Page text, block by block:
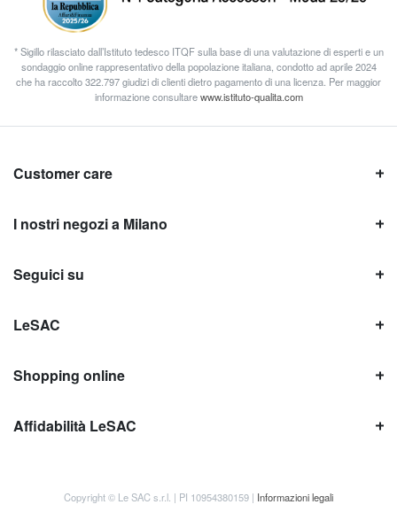
* Sigillo rilasciato dall’Istituto tedesco ITQF sulla base di una valutazione di esperti e un
sondaggio online rappresentativo della popolazione italiana, condotto ad aprile 2024
che ha raccolto 322.797 giudizi di clienti dietro pagamento di una licenza. Per maggior
informazione consultarewww.istituto-qualita.com
Customer care
I nostri negozi a Milano
Seguici su
LeSAC
Shopping online
Affidabilità LeSAC
Copyright © Le SAC s.r.l. | PI 10954380159 | Informazioni legali